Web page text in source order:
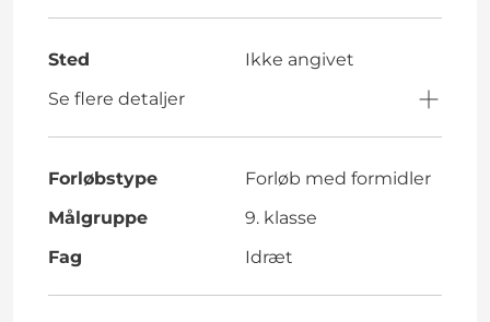
Sted
Ikke angivet
Se flere detaljer
Forløbstype
Forløb med formidler
Målgruppe
9. klasse
Fag
Idræt